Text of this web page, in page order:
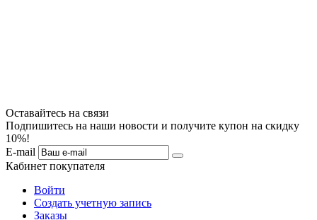
Оставайтесь на связи
Подпишитесь на наши новости и получите купон на скидку
10%!
E-mail
Кабинет покупателя
Войти
Создать учетную запись
Заказы